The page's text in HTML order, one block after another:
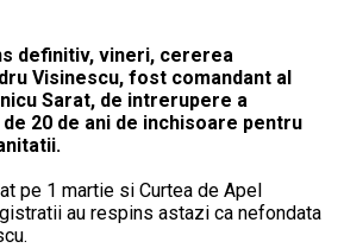
definitiv, vineri, cererea
Visinescu, fost comandant al
Sarat, de intrerupere a
20 de ani de inchisoare pentru
pe 1 martie si Curtea de Apel
au respins astazi ca nefondata